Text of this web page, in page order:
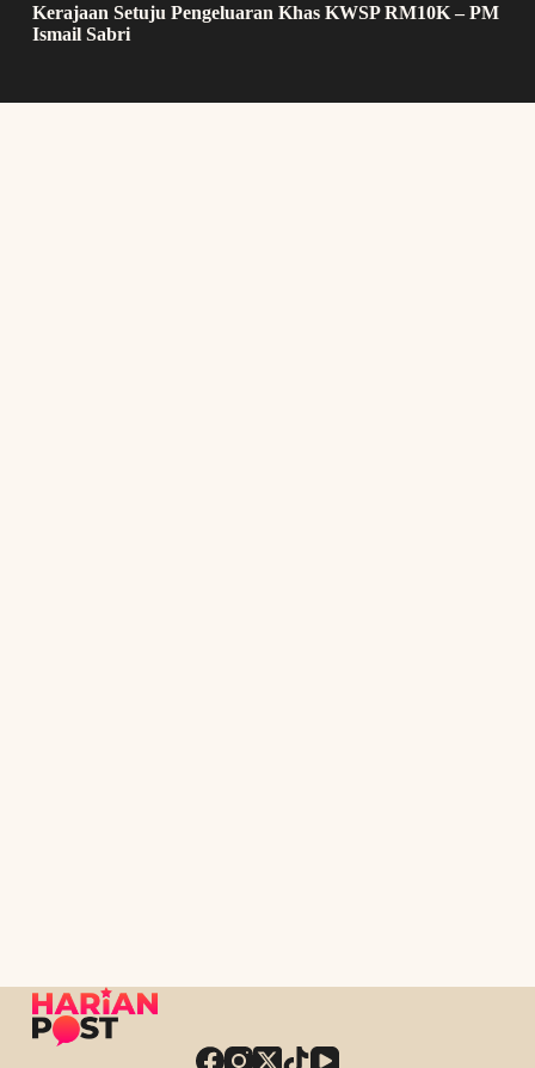
Kerajaan Setuju Pengeluaran Khas KWSP RM10K – PM
Ismail Sabri